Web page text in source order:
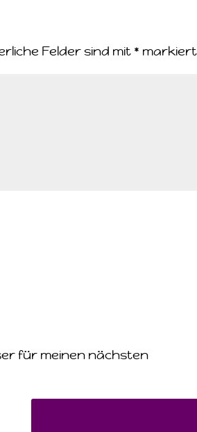
Felder sind mit * markiert
für meinen nächsten